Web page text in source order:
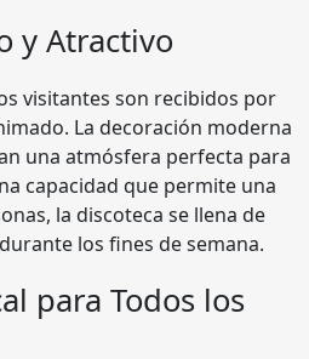
y Atractivo
visitantes son recibidos por
La decoración moderna
una atmósfera perfecta para
capacidad que permite una
la discoteca se llena de
los fines de semana.
para Todos los